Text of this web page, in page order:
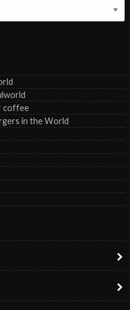
coffee
in the World